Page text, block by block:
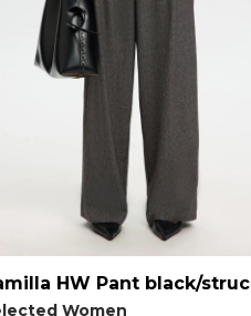
HW Pant black/struc
Women